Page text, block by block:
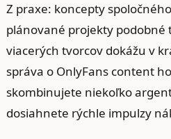
Z praxe: koncepty
plánované projekty podobné
viacerých tvorcov dokážu v
správa o OnlyFans content
skombinujete niekoľko
dosiahnete rýchle impulzy